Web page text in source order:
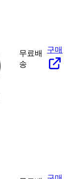
무료배
송
구매